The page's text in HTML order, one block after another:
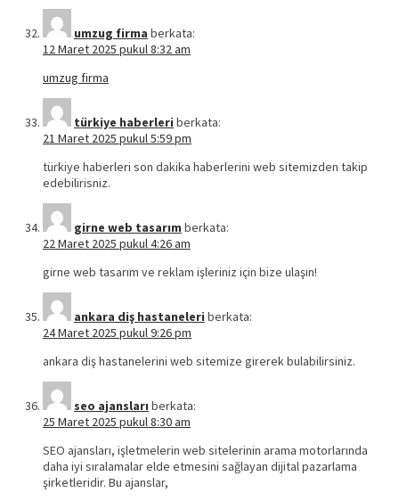
umzug firma berkata:
12 Maret 2025 pukul 8:32 am
umzug firma
türkiye haberleri berkata:
21 Maret 2025 pukul 5:59 pm
türkiye haberleri son dakika haberlerini web sitemizden takip
edebilirisniz.
girne web tasarım berkata:
22 Maret 2025 pukul 4:26 am
girne web tasarım ve reklam işleriniz için bize ulaşın!
ankara diş hastaneleri berkata:
24 Maret 2025 pukul 9:26 pm
ankara diş hastanelerini web sitemize girerek bulabilirsiniz.
seo ajansları berkata:
25 Maret 2025 pukul 8:30 am
SEO ajansları, işletmelerin web sitelerinin arama motorlarında
daha iyi sıralamalar elde etmesini sağlayan dijital pazarlama
şirketleridir. Bu ajanslar,